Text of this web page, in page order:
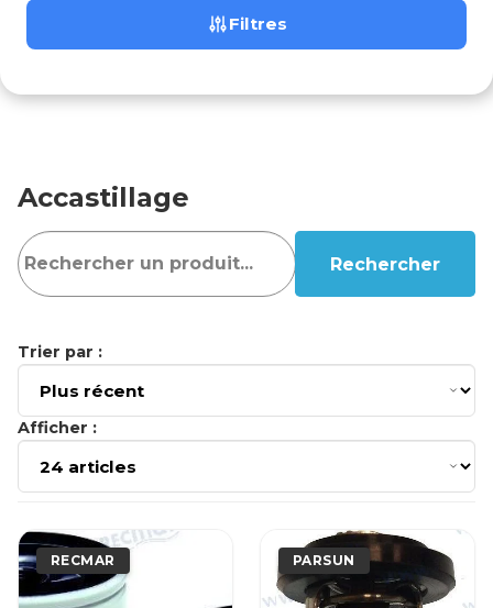
Filtres
Accastillage
Rechercher
Trier par :
Afficher :
RECMAR PARSUN